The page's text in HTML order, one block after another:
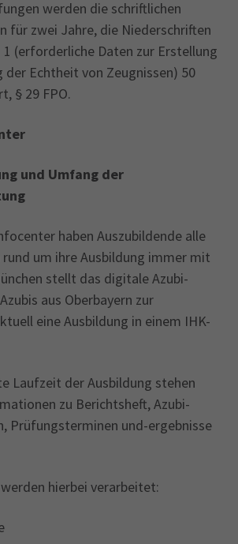
werden die schriftlichen
für zwei Jahre, die Niederschriften
1 (erforderliche Daten zur Erstellung
der Echtheit von Zeugnissen) 50
§ 29 FPO.
und Umfang der
haben Auszubildende alle
um ihre Ausbildung immer mit
stellt das digitale Azubi-
aus Oberbayern zur
eine Ausbildung in einem IHK-
Laufzeit der Ausbildung stehen
zu Berichtsheft, Azubi-
Prüfungsterminen und-ergebnisse
hierbei verarbeitet:‎